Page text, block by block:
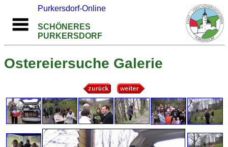
Purkersdorf-Online
SCHÖNERES
PURKERSDORF
Ostereiersuche Galerie